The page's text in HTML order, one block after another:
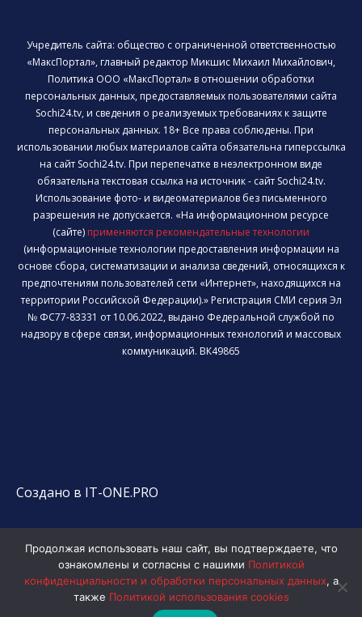
Учредитель сайта: общество с ограниченной ответственностью
«МаксПортал», главный редактор Микшис Михаил Михайлович,
Политика ООО «МаксПортал» в отношении обработки
персональных данных, предоставляемых пользователями сайта
Sochi24.tv, и сведения о реализуемых требованиях к защите
персональных данных. 18+ Все права соблюдены. При
использовании любых материалов сайта обязательна гиперссылка
на сайт Sochi24.tv. При перепечатке в неэлектронном виде
обязательна текстовая ссылка на источник - сайт Sochi24.tv.
Использование фото- и видеоматериалов без письменного
разрешения не допускается. «На информационном ресурсе
(сайте) применяются рекомендательные технологии
(информационные технологии предоставления информации на
основе сбора, систематизации и анализа сведений, относящихся к
предпочтениям пользователей сети «Интернет», находящихся на
территории Российской Федерации).» Регистрация СМИ серия Эл
№ ФС77-83331 от 10.06.2022, выдано Федеральной службой по
надзору в сфере связи, информационных технологий и массовых
коммуникаций. ВК49865
Создано в IT-ONE.PRO
Продолжая использовать наш сайт, вы подтверждаете, что
ознакомлены и согласны с нашими Политикой
конфиденциальности и обработки персональных данных, а
также Политикой использования cookies